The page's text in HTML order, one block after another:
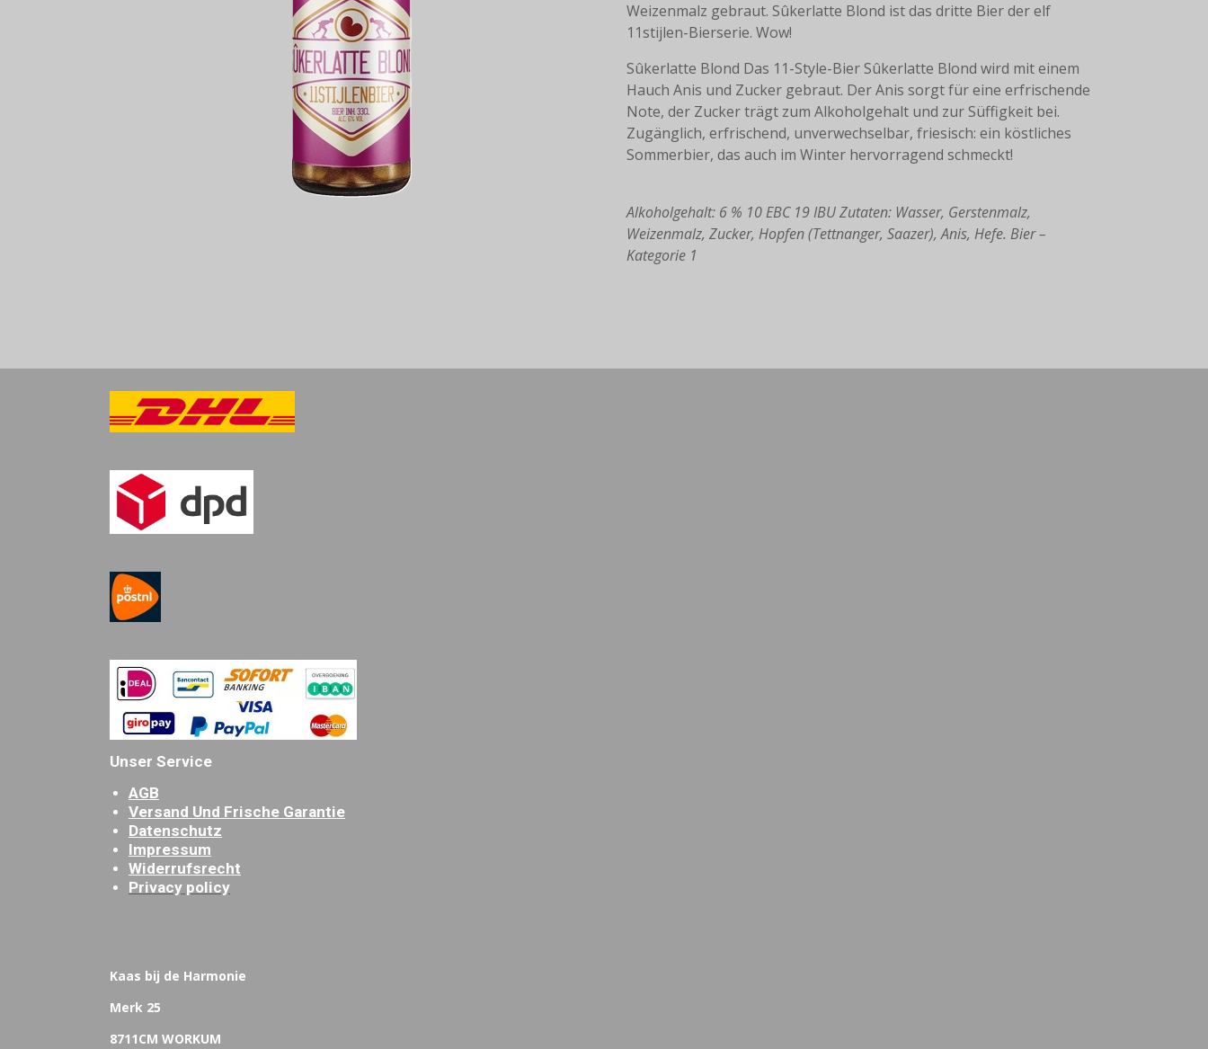
Weizenmalz gebraut. Sûkerlatte Blond ist das dritte Bier der elf
11stijlen-Bierserie. Wow!
Sûkerlatte Blond Das 11-Style-Bier Sûkerlatte Blond wird mit einem
Hauch Anis und Zucker gebraut. Der Anis sorgt für eine erfrischende
Note, der Zucker trägt zum Alkoholgehalt und zur Süffigkeit bei.
Zugänglich, erfrischend, unverwechselbar, friesisch: ein köstliches
Sommerbier, das auch im Winter hervorragend schmeckt!
Alkoholgehalt: 6 % 10 EBC 19 IBU Zutaten: Wasser, Gerstenmalz,
Weizenmalz, Zucker, Hopfen (Tettnanger, Saazer), Anis, Hefe. Bier –
Kategorie 1
Unser Service
AGB
Versand Und Frische Garantie
Datenschutz
Impressum
Widerrufsrecht
Privacy policy
Kaas bij de Harmonie
Merk 25
8711CM WORKUM